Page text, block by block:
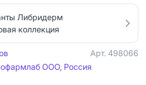
Либридерм
коллекция
Арт. 498066
ООО, Россия